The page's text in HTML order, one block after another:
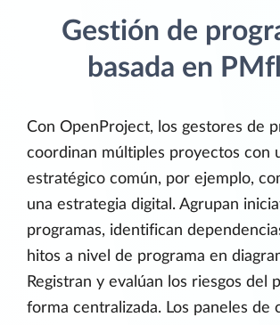
Gestión de
basada en
Con OpenProject, los gestores de
coordinan múltiples proyectos con
estratégico común, por ejemplo,
una estrategia digital. Agrupan
programas, identifican
hitos a nivel de programa en
Registran y evalúan los riesgos del
forma centralizada. Los paneles de